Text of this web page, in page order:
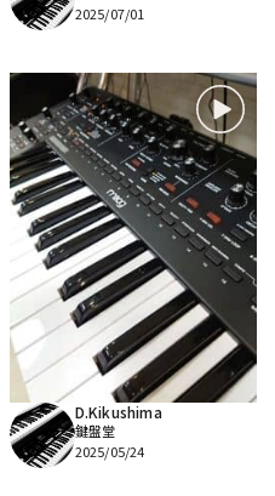
2025/07/01
D.Kikushima
鍵盤堂
2025/05/24